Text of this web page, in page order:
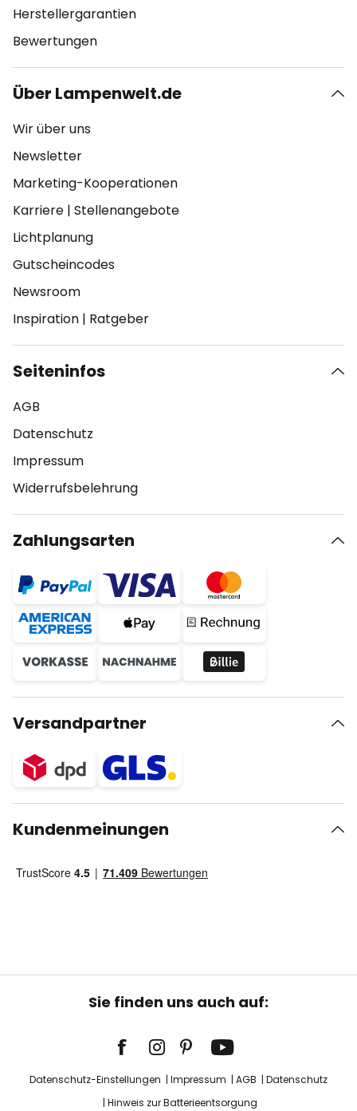
Herstellergarantien
Bewertungen
Über Lampenwelt.de
Wir über uns
Newsletter
Marketing-Kooperationen
Karriere | Stellenangebote
Lichtplanung
Gutscheincodes
Newsroom
Inspiration | Ratgeber
Seiteninfos
AGB
Datenschutz
Impressum
Widerrufsbelehrung
Zahlungsarten
Versandpartner
Kundenmeinungen
Sie finden uns auch auf:
Datenschutz-Einstellungen Impressum AGB
Datenschutz
Hinweis zur Batterieentsorgung